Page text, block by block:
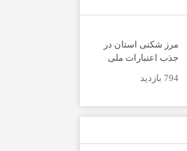
مرز شکنی استان در
جذب اعتبارات ملی
794 بازدید